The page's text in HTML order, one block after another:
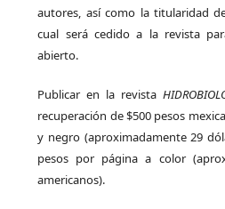
autores, así como la titularidad
cual será cedido a la revista
abierto.
Publicar en la revista
recuperación de $500 pesos
y negro (aproximadamente 29
pesos por página a color
americanos).